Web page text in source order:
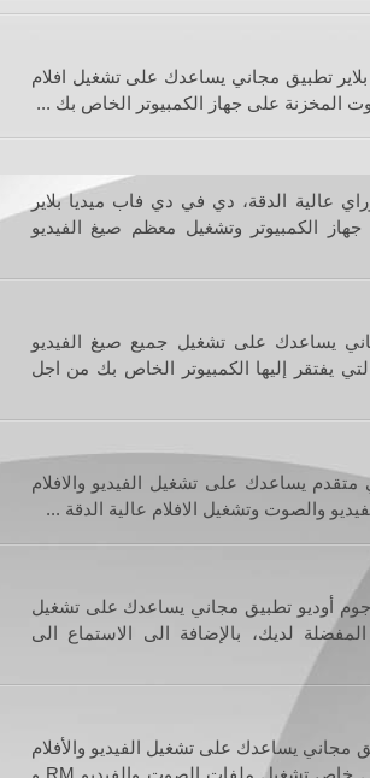
بلاير تطبيق مجاني يساعدك على تشغيل افلام
المخزنة على جهاز الكمبيوتر الخاص بك ...
عالية الدقة، دي في دي فاب ميديا بلاير
الكمبيوتر وتشغيل معظم صيغ الفيديو
يساعدك على تشغيل جميع صيغ الفيديو
يفتقر إليها الكمبيوتر الخاص بك من اجل
يساعدك على تشغيل الفيديو والافلام
والصوت وتشغيل الافلام عالية الدقة ...
أوديو تطبيق مجاني يساعدك على تشغيل
لديك، بالإضافة الى الاستماع الى
مجاني يساعدك على تشغيل الفيديو والأفلام
وتشغيل جميع أنواع الصوتيات على الكمبيوتر، يمكنك بشكل خاص تشغيل ملفات الصوت والفيديو RM و